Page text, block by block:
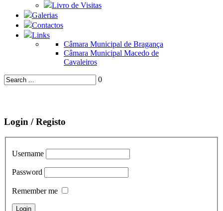
Livro de Visitas
Galerias
Contactos
Links
Câmara Municipal de Bragança
Câmara Municipal Macedo de
Cavaleiros
0
Login / Registo
Username
Password
Remember me